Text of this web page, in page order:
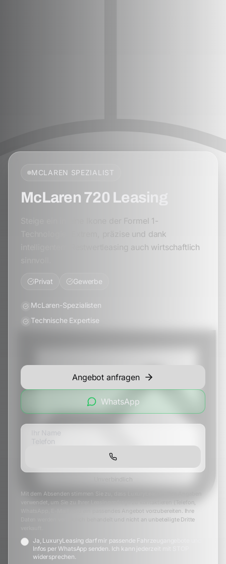
MCLAREN SPEZIALIST
McLaren 720 Leasing
Steige ein in eine Ikone der Formel 1-
Technologie. Extrem, präzise und dank
intelligentem Restwertleasing auch wirtschaftlich
Privat Gewerbe
McLaren-Spezialisten
Technische Expertise
Angebot anfragen
WhatsApp
Unverbindlich
Mit dem Absenden stimmen Sie zu, dass LuxuryLeasing Ihre Angaben
verwendet, um Sie zu Ihrer Leasinganfrage zu kontaktieren (Telefon,
WhatsApp, E-Mail) und ein passendes Angebot vorzubereiten. Ihre
Daten werden vertraulich behandelt und nicht an unbeteiligte Dritte
Ja, LuxuryLeasing darf mir passende Fahrzeugangebote und
Infos per WhatsApp senden. Ich kann jederzeit mit STOP
widersprechen.